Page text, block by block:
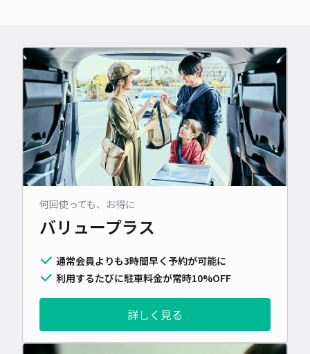
何回使っても、お得に
バリュープラス
通常会員よりも3時間早く予約が可能に
利用するたびに駐車料金が常時10%OFF
詳しく見る